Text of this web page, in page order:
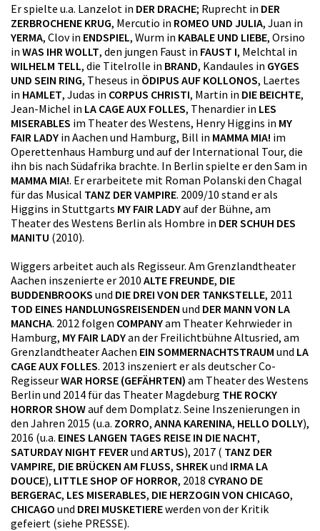
Er spielte u.a. Lanzelot in DER DRACHE; Ruprecht in DER
ZERBROCHENE KRUG, Mercutio in ROMEO UND JULIA, Juan in
YERMA, Clov in ENDSPIEL, Wurm in KABALE UND LIEBE, Orsino
in WAS IHR WOLLT, den jungen Faust in FAUST I, Melchtal in
WILHELM TELL, die Titelrolle in BRAND, Kandaules in GYGES
UND SEIN RING, Theseus in ÖDIPUS AUF KOLLONOS, Laertes
in HAMLET, Judas in CORPUS CHRISTI, Martin in DIE BEICHTE,
Jean-Michel in LA CAGE AUX FOLLES, Thenardier in LES
MISERABLES im Theater des Westens, Henry Higgins in MY
FAIR LADY in Aachen und Hamburg, Bill in MAMMA MIA! im
Operettenhaus Hamburg und auf der International Tour, die
ihn bis nach Südafrika brachte. In Berlin spielte er den Sam in
MAMMA MIA!. Er erarbeitete mit Roman Polanski den Chagal
für das Musical TANZ DER VAMPIRE. 2009/10 stand er als
Higgins in Stuttgarts MY FAIR LADYauf der Bühne, am
Theater des Westens Berlin als Hombre in DER SCHUH DES
MANITU (2010).
Wiggers arbeitet auch als Regisseur. Am Grenzlandtheater
Aachen inszenierte er 2010 ALTE FREUNDE, DIE
BUDDENBROOKS und DIE DREI VON DER TANKSTELLE, 2011
TOD EINES HANDLUNGSREISENDEN und DER MANN VON LA
MANCHA. 2012 folgen COMPANYam Theater Kehrwieder in
Hamburg, MY FAIR LADYan der Freilichtbühne Altusried, am
Grenzlandtheater Aachen EIN SOMMERNACHTSTRAUM und LA
CAGE AUX FOLLES. 2013 inszeniert er als deutscher Co-
RegisseurWAR HORSE (GEFÄHRTEN) am Theater des Westens
Berlin und 2014 für das Theater Magdeburg THE ROCKY
HORROR SHOWauf dem Domplatz. Seine Inszenierungen in
den Jahren 2015 (u.a. ZORRO, ANNA KARENINA, HELLO DOLLY),
2016 (u.a. EINES LANGEN TAGES REISE IN DIE NACHT,
SATURDAY NIGHT FEVER und ARTUS), 2017 ( TANZ DER
VAMPIRE, DIE BRÜCKEN AM FLUSS, SHREKund IRMA LA
DOUCE), LITTLE SHOP OF HORROR, 2018 CYRANO DE
BERGERAC, LES MISERABLES, DIE HERZOGIN VON CHICAGO,
CHICAGO und DREI MUSKETIEREwerden von der Kritik
gefeiert (siehe PRESSE).